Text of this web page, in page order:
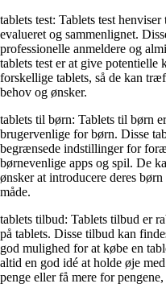
tablets test: Tablets test
evalueret og sammenlignet.
professionelle anmeldere og
tablets test er at give
forskellige tablets, så de kan
behov og ønsker.
tablets til børn: Tablets til børn
brugervenlige for børn. Disse
begrænsede indstillinger for
børnevenlige apps og spil. De
ønsker at introducere deres
måde.
tablets tilbud: Tablets tilbud er
på tablets. Disse tilbud kan
god mulighed for at købe en
altid en god idé at holde øje
penge eller få mere for